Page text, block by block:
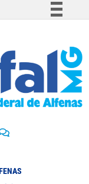
à informação